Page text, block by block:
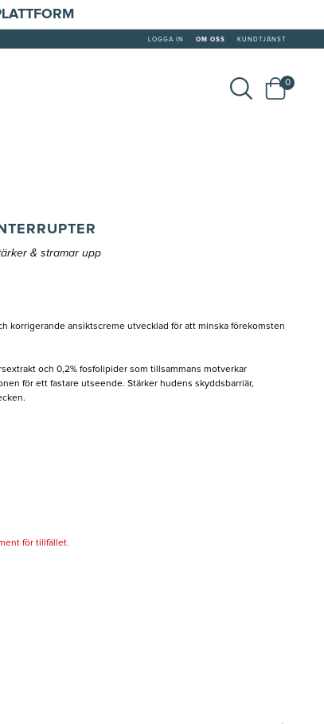
LOGGA IN OM OSS KUNDTJÄNST
0
& stramar upp
korrigerande ansiktscreme utvecklad för att minska förekomsten
och 0,2% fosfolipider som tillsammans motverkar
för ett fastare utseende. Stärker hudens skyddsbarriär,
för tillfället.